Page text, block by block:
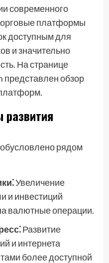
современного
платформы
доступным для
и значительно
На странице
обзор
рядом
Увеличение
и инвестиций
валютные операции.
Развитие
и интернета
более доступной